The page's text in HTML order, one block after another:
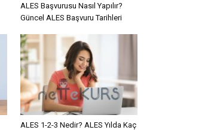
ALES Başvurusu Nasıl Yapılır?
Güncel ALES Başvuru Tarihleri
ALES 1-2-3 Nedir? ALES Yılda Kaç